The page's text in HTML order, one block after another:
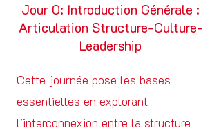
Jour 0: Introduction Générale :
Articulation Structure-Culture-
Leadership
Cette journée pose les bases
essentielles en explorant
l'interconnexion entre la structure